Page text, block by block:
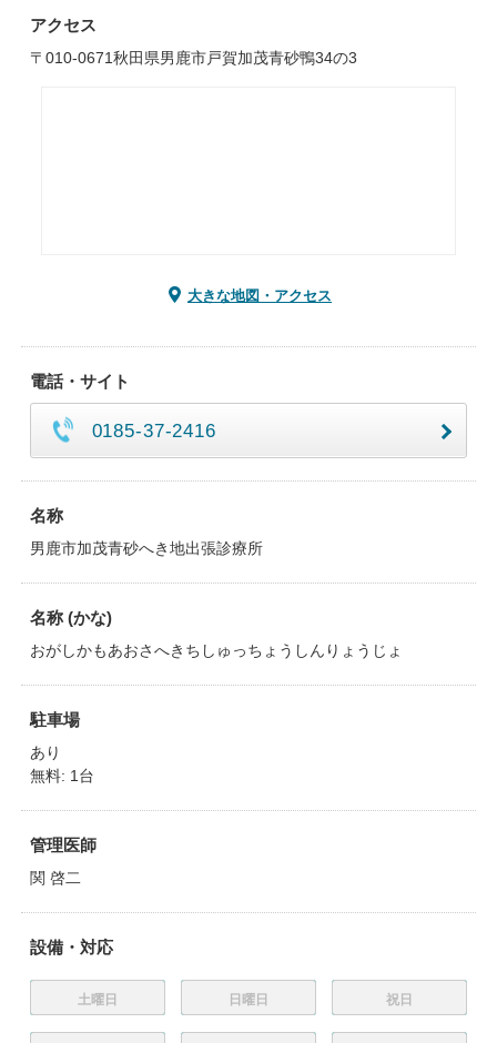
アクセス
〒010-0671秋田県男鹿市戸賀加茂青砂鴨34の3
大きな地図・アクセス
電話・サイト
0185-37-2416
名称
男鹿市加茂青砂へき地出張診療所
名称 (かな)
おがしかもあおさへきちしゅっちょうしんりょうじょ
駐車場
あり
無料: 1台
管理医師
関 啓二
設備・対応
土曜日 日曜日 祝日